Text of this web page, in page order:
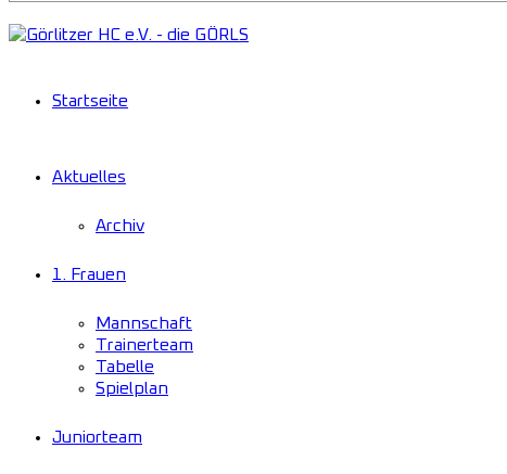
Startseite
Aktuelles
Archiv
1. Frauen
Mannschaft
Trainerteam
Tabelle
Spielplan
Juniorteam